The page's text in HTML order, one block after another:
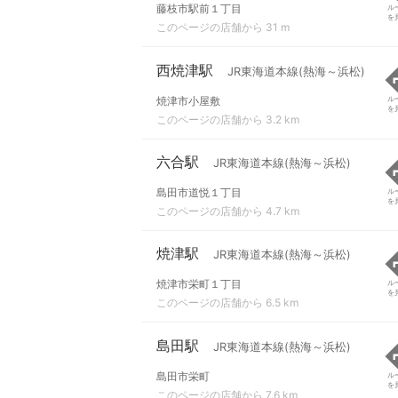
藤枝市駅前１丁目
このページの店舗から 31 m
ル
を
西焼津駅 JR東海道本線(熱海～浜松)
焼津市小屋敷
このページの店舗から 3.2 km
ル
を
六合駅 JR東海道本線(熱海～浜松)
島田市道悦１丁目
このページの店舗から 4.7 km
ル
を
焼津駅 JR東海道本線(熱海～浜松)
焼津市栄町１丁目
このページの店舗から 6.5 km
ル
を
島田駅 JR東海道本線(熱海～浜松)
島田市栄町
このページの店舗から 7.6 km
ル
を